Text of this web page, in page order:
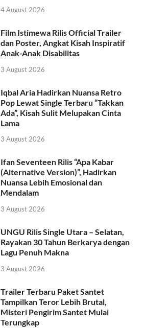
4 August 2026
Film Istimewa Rilis Official Trailer
dan Poster, Angkat Kisah Inspiratif
Anak-Anak Disabilitas
3 August 2026
Iqbal Aria Hadirkan Nuansa Retro
Pop Lewat Single Terbaru “Takkan
Ada”, Kisah Sulit Melupakan Cinta
Lama
3 August 2026
Ifan Seventeen Rilis “Apa Kabar
(Alternative Version)”, Hadirkan
Nuansa Lebih Emosional dan
Mendalam
3 August 2026
UNGU Rilis Single Utara – Selatan,
Rayakan 30 Tahun Berkarya dengan
Lagu Penuh Makna
3 August 2026
Trailer Terbaru Paket Santet
Tampilkan Teror Lebih Brutal,
Misteri Pengirim Santet Mulai
Terungkap